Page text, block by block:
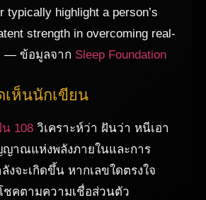
typically highlight a person’s
strength in overcoming real-
— ข้อมูลจาก Sleep Foundation
ห็นนักเขียน
108 วิเคราะห์ว่า ฝันว่า หนีเอา
าณแห่งพลังภายในและการ
งจะเกิดขึ้น หากเลขใดตรงใจ
ชคตามความเชื่อส่วนตัว